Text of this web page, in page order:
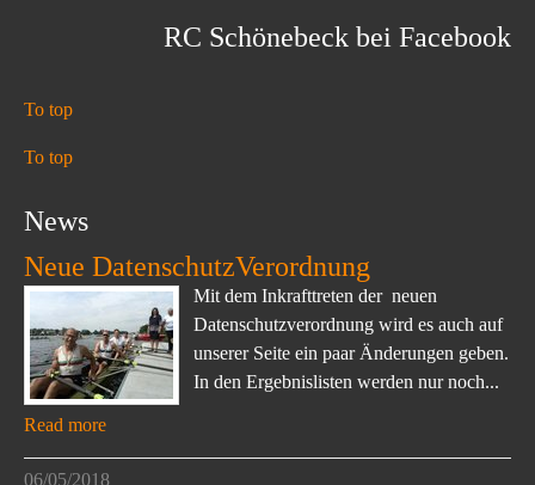
RC Schönebeck bei Facebook
To top
To top
News
Neue DatenschutzVerordnung
Mit dem Inkrafttreten der neuen
Datenschutzverordnung wird es auch auf
unserer Seite ein paar Änderungen geben.
In den Ergebnislisten werden nur noch...
Read more
06/05/2018